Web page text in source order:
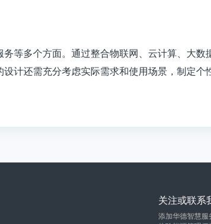
等多个方面。通过整合物联网、云计算、大
计还需充分考虑实际需求和使用场景，制定个
关注或联系
添加华德智慧服